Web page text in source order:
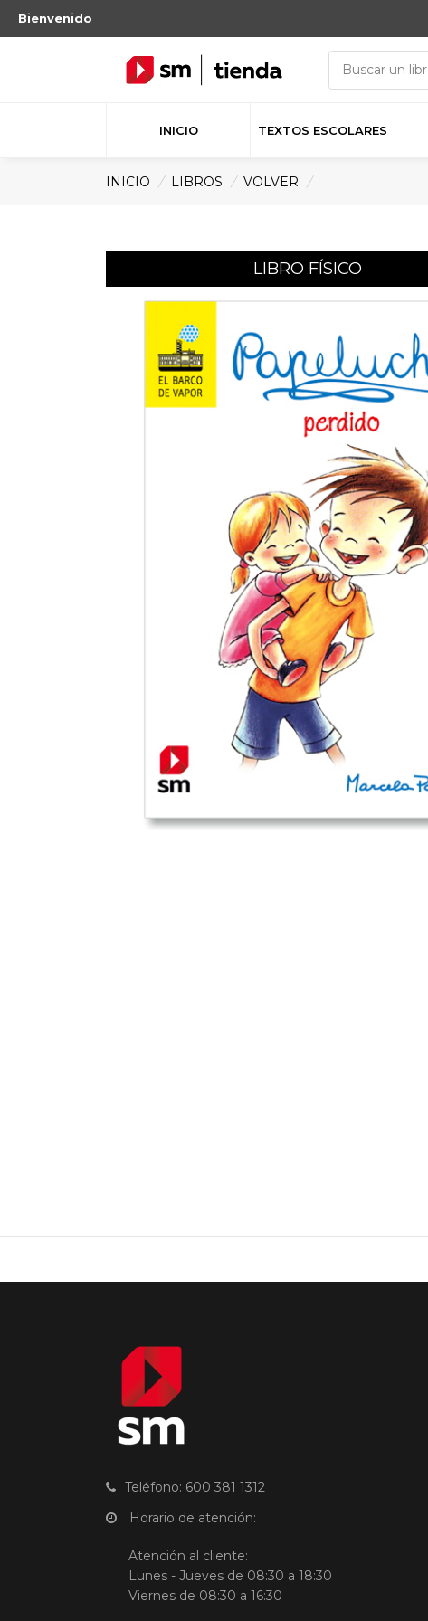
Bienvenido
INICIO TEXTOS ESCOLARES
INICIO / LIBROS / VOLVER /
LIBRO FÍSICO
Teléfono: 600 381 1312
Horario de atención:
Atención al cliente:
Lunes - Jueves de 08:30 a 18:30
Viernes de 08:30 a 16:30